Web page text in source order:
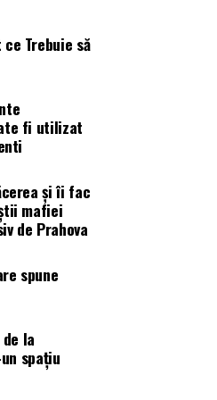
Dentosara pune la
procedurile disponibile.
cu laser dentar, precum si
pot fi gasite pe
devine diferit.
în răspunsurile
într-o listă de rezultate.
publicate pe site să fie
încât să fie utilizate
răspunde
online, schimbarea nu
ce Trebuie să
fi utilizat
și îi fac
mafiei
de Prahova
spune
la
spațiu